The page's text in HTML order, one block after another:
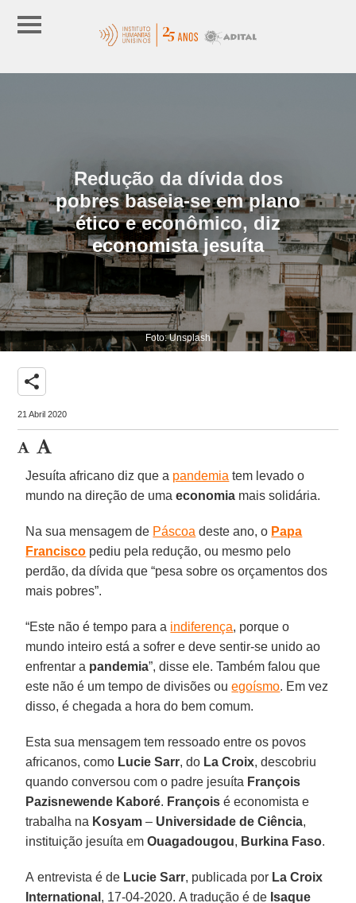
Redução da dívida dos
pobres baseia-se em plano
ético e econômico, diz
economista jesuíta
Foto: Unsplash
share
21 Abril 2020
Jesuíta africano diz que a pandemia tem levado o
mundo na direção de umaeconomia mais solidária.
Na sua mensagem de Páscoa deste ano, o Papa
Francisco pediu pela redução, ou mesmo pelo
perdão, da dívida que “pesa sobre os orçamentos dos
mais pobres”.
“Este não é tempo para a indiferença, porque o
mundo inteiro está a sofrer e deve sentir-se unido ao
enfrentar a pandemia”, disse ele. Também falou que
este não é um tempo de divisões ouegoísmo. Em vez
disso, é chegada a hora do bem comum.
Esta sua mensagem tem ressoado entre os povos
africanos, como Lucie Sarr, do La Croix, descobriu
quando conversou com o padre jesuíta François
Pazisnewende Kaboré. François é economista e
trabalha na Kosyam – Universidade de Ciência,
instituição jesuíta emOuagadougou, Burkina Faso.
A entrevista é de Lucie Sarr, publicada por La Croix
International , 17-04-2020. A tradução é de Isaque